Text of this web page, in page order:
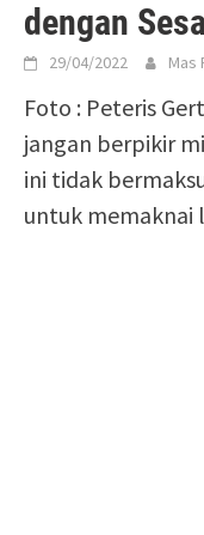
dengan
29/04/2022 Mas
Foto : Peteris
jangan berpikir
ini tidak
untuk memaknai